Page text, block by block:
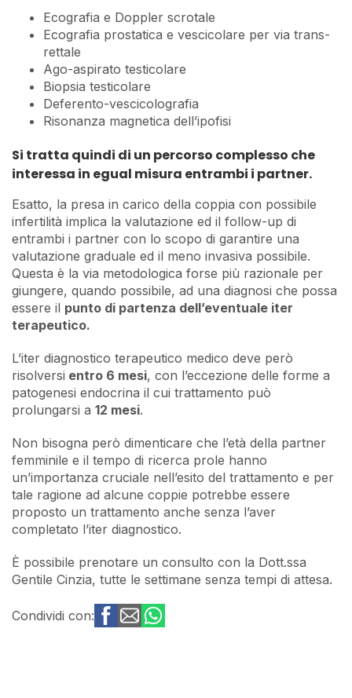
Ecografia e Doppler scrotale
Ecografia prostatica e vescicolare per via trans-
rettale
Ago-aspirato testicolare
Biopsia testicolare
Deferento-vescicolografia
Risonanza magnetica dell’ipofisi
Si tratta quindi di un percorso complesso che
interessa in egual misura entrambi i partner.
Esatto, la presa in carico della coppia con possibile
infertilità implica la valutazione ed il follow-up di
entrambi i partner con lo scopo di garantire una
valutazione graduale ed il meno invasiva possibile.
Questa è la via metodologica forse più razionale per
giungere, quando possibile, ad una diagnosi che possa
essere il punto di partenza dell’eventuale iter
terapeutico.
L’iter diagnostico terapeutico medico deve però
risolversi entro 6 mesi, con l’eccezione delle forme a
patogenesi endocrina il cui trattamento può
prolungarsi a 12 mesi.
Non bisogna però dimenticare che l’età della partner
femminile e il tempo di ricerca prole hanno
un’importanza cruciale nell’esito del trattamento e per
tale ragione ad alcune coppie potrebbe essere
proposto un trattamento anche senza l’aver
completato l’iter diagnostico.
È possibile prenotare un consulto con la Dott.ssa
Gentile Cinzia, tutte le settimane senza tempi di attesa.
Condividi con: